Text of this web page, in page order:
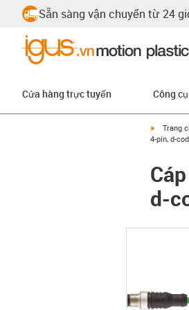
Sẵn sàng vận chuyển từ 24
Cửa hàng trực tuyến Công
igus-Trang
4-pin, d-
d-